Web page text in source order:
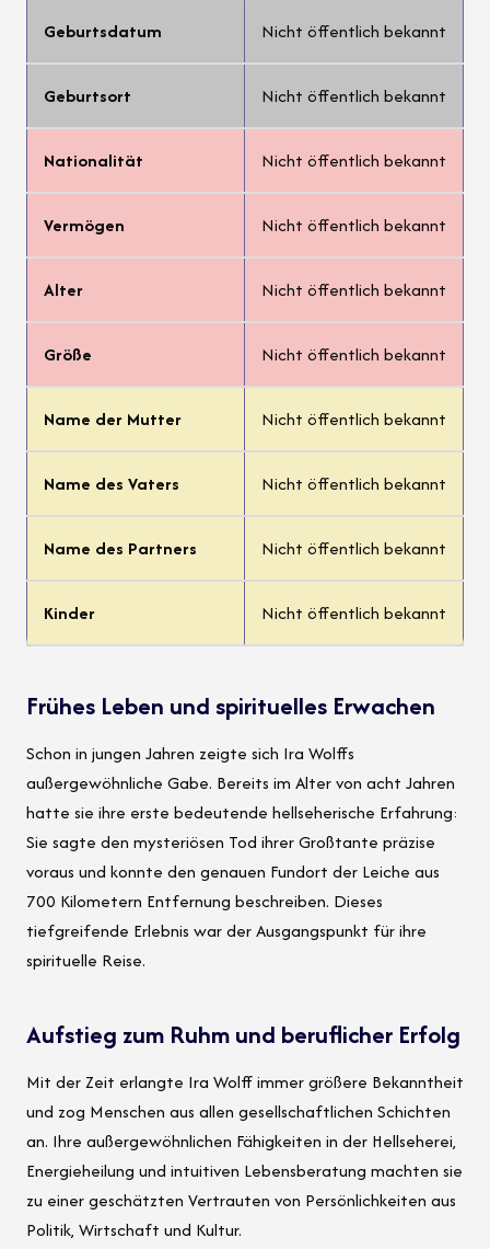
Geburtsdatum Nicht öffentlich bekannt
Geburtsort Nicht öffentlich bekannt
Nationalität Nicht öffentlich bekannt
Vermögen Nicht öffentlich bekannt
Alter Nicht öffentlich bekannt
Größe Nicht öffentlich bekannt
Name der Mutter Nicht öffentlich bekannt
Name des Vaters Nicht öffentlich bekannt
Name des Partners Nicht öffentlich bekannt
Kinder Nicht öffentlich bekannt
Frühes Leben und spirituelles Erwachen
Schon in jungen Jahren zeigte sich Ira Wolffs
außergewöhnliche Gabe. Bereits im Alter von acht Jahren
hatte sie ihre erste bedeutende hellseherische Erfahrung:
Sie sagte den mysteriösen Tod ihrer Großtante präzise
voraus und konnte den genauen Fundort der Leiche aus
700 Kilometern Entfernung beschreiben. Dieses
tiefgreifende Erlebnis war der Ausgangspunkt für ihre
spirituelle Reise.
Aufstieg zum Ruhm und beruflicher Erfolg
Mit der Zeit erlangte Ira Wolff immer größere Bekanntheit
und zog Menschen aus allen gesellschaftlichen Schichten
an. Ihre außergewöhnlichen Fähigkeiten in der Hellseherei,
Energieheilung und intuitiven Lebensberatung machten sie
zu einer geschätzten Vertrauten von Persönlichkeiten aus
Politik, Wirtschaft und Kultur.